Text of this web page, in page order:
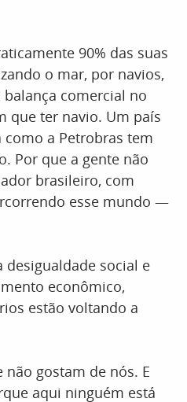
90% das suas
o mar, por navios,
comercial no
que ter navio. Um país
a Petrobras tem
Por que a gente não
brasileiro, com
esse mundo —
social e
econômico,
estão voltando a
gostam de nós. E
aqui ninguém está